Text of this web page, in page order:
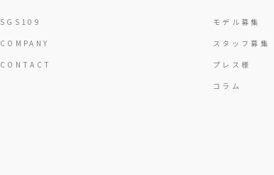
SGS109
COMPANY
CONTACT
モデル募集
スタッフ募集
プレス様
コラム